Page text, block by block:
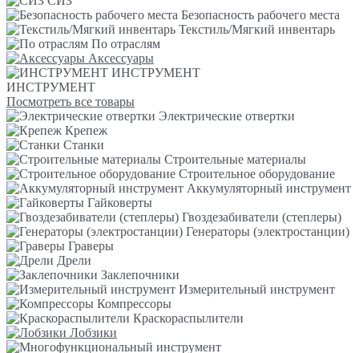
Безопасность рабочего места
Текстиль/Мягкий инвентарь
По отраслям
Аксессуары
ИНСТРУМЕНТ
ИНСТРУМЕНТ
Посмотреть все товары
Электрические отвертки
Крепеж
Станки
Строительные материалы
Строительное оборудование
Аккумуляторный инструмент
Гайковерты
Гвоздезабиватели (степлеры)
Генераторы (электростанции)
Граверы
Дрели
Заклепочники
Измерительный инструмент
Компрессоры
Краскораспылители
Лобзики